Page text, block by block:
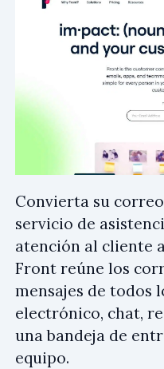
Convierta su
servicio de
atención al cliente
Front reúne los
mensajes de todos
electrónico, chat,
una bandeja de
equipo.